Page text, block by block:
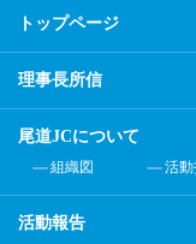
トップページ
理事長所信
尾道JCについて
組織図 活
活動報告